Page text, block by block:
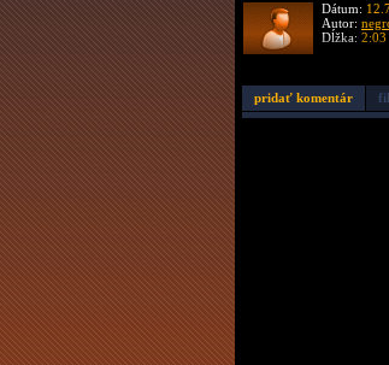
Dátum:
Autor:
Dĺžka: 2:03
pridať komentár